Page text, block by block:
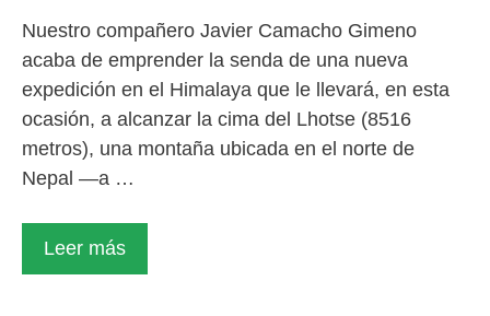
Nuestro compañero Javier Camacho Gimeno
acaba de emprender la senda de una nueva
expedición en el Himalaya que le llevará, en esta
ocasión, a alcanzar la cima del Lhotse (8516
metros), una montaña ubicada en el norte de
Nepal —a …
Leer más